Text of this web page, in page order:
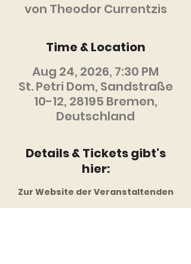
von Theodor Currentzis
Time & Location
Aug 24, 2026, 7:30 PM
St. Petri Dom, Sandstraße
10-12, 28195 Bremen,
Deutschland
Details & Tickets gibt's
hier:
Zur Website der Veranstaltenden